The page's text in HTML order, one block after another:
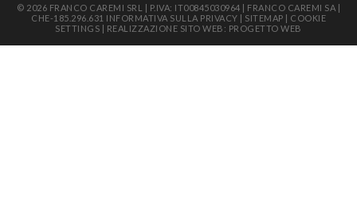
© 2026 FRANCO CAREMI SRL | P.IVA: IT00845030964 | FRANCO CAREMI SA |
CHE-185.296.631 INFORMATIVA SULLA PRIVACY SITEMAP
COOKIE
SETTINGS
REALIZZAZIONE SITO WEB: PROGETTO WEB